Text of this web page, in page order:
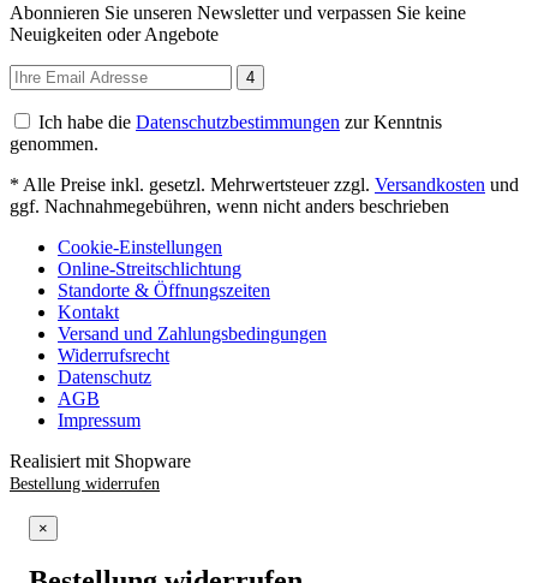
Abonnieren Sie unseren Newsletter und verpassen Sie keine
Neuigkeiten oder Angebote
4
Ich habe die Datenschutzbestimmungen zur Kenntnis
genommen.
* Alle Preise inkl. gesetzl. Mehrwertsteuer zzgl. Versandkosten und
ggf. Nachnahmegebühren, wenn nicht anders beschrieben
Cookie-Einstellungen
Online-Streitschlichtung
Standorte & Öffnungszeiten
Kontakt
Versand und Zahlungsbedingungen
Widerrufsrecht
Datenschutz
AGB
Impressum
Realisiert mit Shopware
Bestellung widerrufen
×